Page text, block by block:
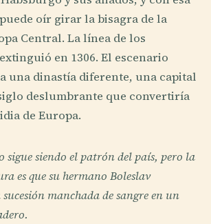
oír girar la bisagra de la
Central. La línea de los
en 1306. El escenario
una dinastía diferente, una capital
deslumbrante que convertiría
de Europa.
sigue siendo el patrón del país, pero la
es que su hermano Boleslav
manchada de sangre en un